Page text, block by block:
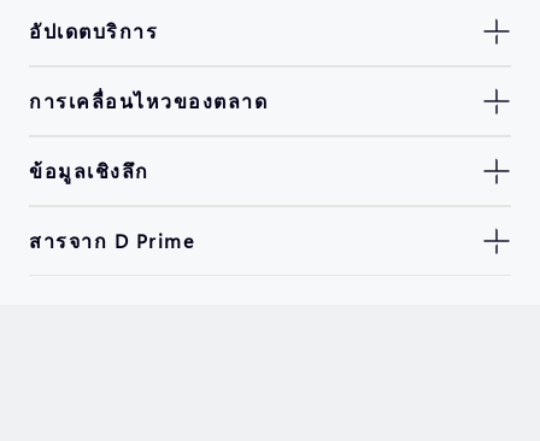
อัปเดตบริการ
การเคลื่อนไหวของตลาด
ข้อมูลเชิงลึก
สารจาก D Prime